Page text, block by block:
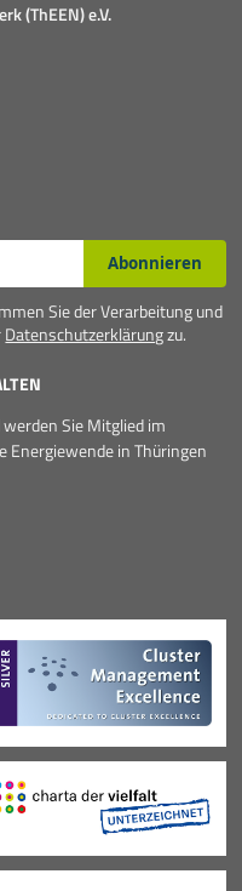
(ThEEN) e.V.
Abonnieren
Sie der Verarbeitung und
Datenschutzerklärungzu.
Sie Mitglied im
Energiewende in Thüringen